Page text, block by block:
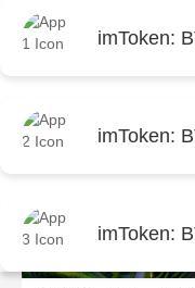
imToken:
imToken:
imToken: